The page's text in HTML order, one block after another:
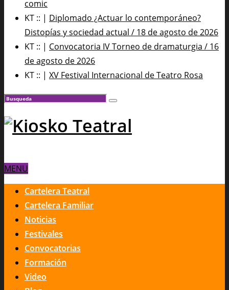
comic
KT :: | Diplomado ¿Actuar lo contemporáneo?
Distopías y sociedad actual / 18 de agosto de 2026
KT :: | Convocatoria IV Torneo de dramaturgia / 16
de agosto de 2026
KT :: | XV Festival Internacional de Teatro Rosa
MENU
Cartelera Teatral
Cartelera Familiar
Noticias
Festivales
Convocatorias
Formación
Video